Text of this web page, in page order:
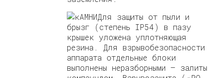
Для защиты от пыли и
брызг (степень IP54) в пазу
крышек уложена уплотняющая
резина. Для взрывобезопасности
аппарата отдельные блоки
выполнены неразборными — залиты